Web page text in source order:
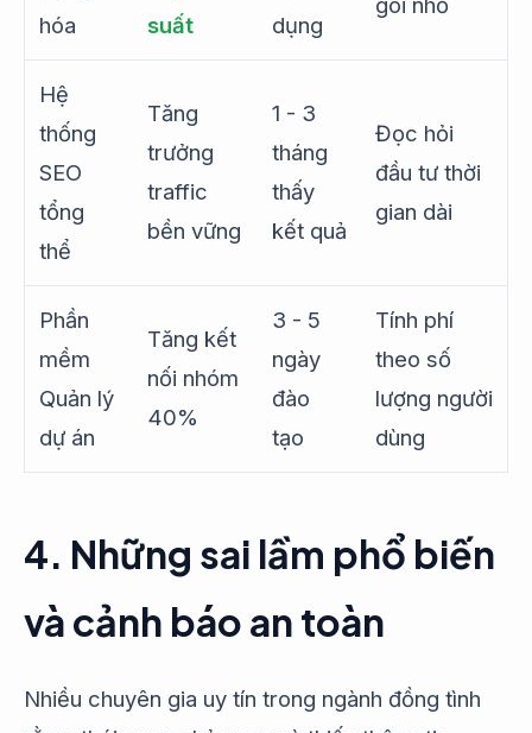
hóa
suất
dụng
Hệ
thống
SEO
tổng
thể
Tăng
trưởng
traffic
bền vững
1 - 3
tháng
thấy
kết quả
Đọc hỏi
đầu tư thời
gian dài
Phần
mềm
Quản lý
dự án
Tăng kết
nối nhóm
40%
3 - 5
ngày
đào
tạo
Tính phí
theo số
lượng người
dùng
4. Những sai lầm phổ biến
và cảnh báo an toàn
Nhiều chuyên gia uy tín trong ngành đồng tình